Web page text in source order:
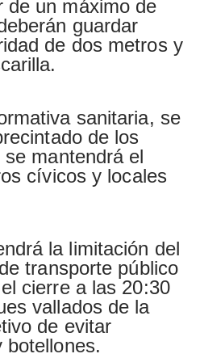
de un máximo de
guardar
de dos metros y
sanitaria, se
de los
mantendrá el
cívicos y locales
la limitación del
transporte público
cierre a las 20:30
vallados de la
de evitar
botellones.